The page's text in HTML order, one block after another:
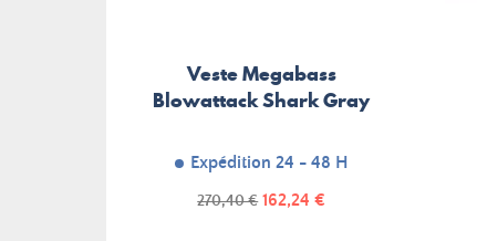
Veste Megabass
Blowattack Shark Gray
Expédition 24 - 48 H
Prix
270,40 € Prix
162,24 €